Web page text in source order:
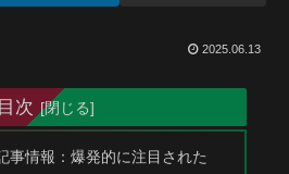
2025.06.13
目次
事情報：爆発的に注目された